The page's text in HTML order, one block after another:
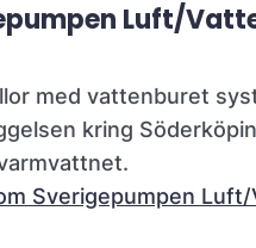
Luft/
med vattenburet
kring
Sverigepumpen